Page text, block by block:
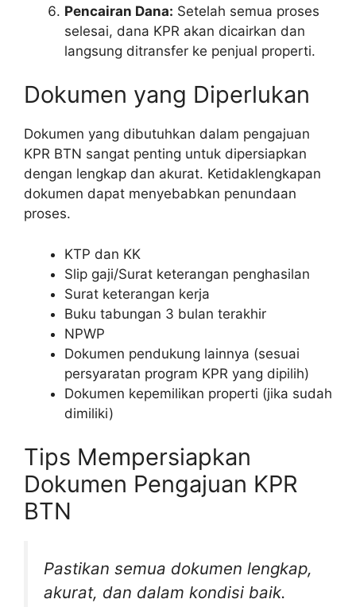
Pencairan Dana: Setelah semua proses
selesai, dana KPR akan dicairkan dan
langsung ditransfer ke penjual properti.
Dokumen yang Diperlukan
Dokumen yang dibutuhkan dalam pengajuan
KPR BTN sangat penting untuk dipersiapkan
dengan lengkap dan akurat. Ketidaklengkapan
dokumen dapat menyebabkan penundaan
proses.
KTP dan KK
Slip gaji/Surat keterangan penghasilan
Surat keterangan kerja
Buku tabungan 3 bulan terakhir
NPWP
Dokumen pendukung lainnya (sesuai
persyaratan program KPR yang dipilih)
Dokumen kepemilikan properti (jika sudah
dimiliki)
Tips Mempersiapkan
Dokumen Pengajuan KPR
BTN
Pastikan semua dokumen lengkap,
akurat, dan dalam kondisi baik.